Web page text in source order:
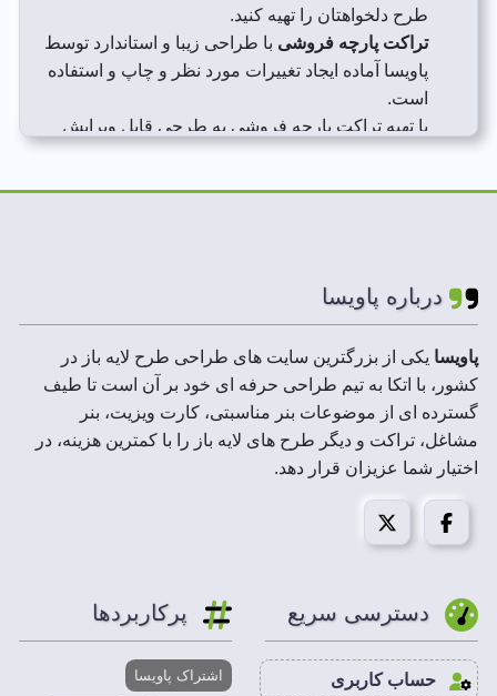
طرح دلخواهتان را تهیه کنید.
تراکت پارچه فروشی با طراحی زیبا و استاندارد توسط
پاویسا آماده ایجاد تغییرات مورد نظر و چاپ و استفاده
است.
با تهیه تراکت پارچه فروشی به طرحی قابل ویرایش
درباره پاویسا
پاویسا یکی از بزرگترین سایت های طراحی طرح لایه باز در
کشور، با اتکا به تیم طراحی حرفه ای خود بر آن است تا طیف
گسترده ای از موضوعات بنر مناسبتی، کارت ویزیت، بنر
مشاغل، تراکت و دیگر طرح های لایه باز را با کمترین هزینه، در
اختیار شما عزیزان قرار دهد.
دسترسی سریع
حساب کاربری
پرکاربردها
اشتراک پاویسا